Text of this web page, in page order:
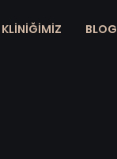
KLİNİĞİMİZ BLOG